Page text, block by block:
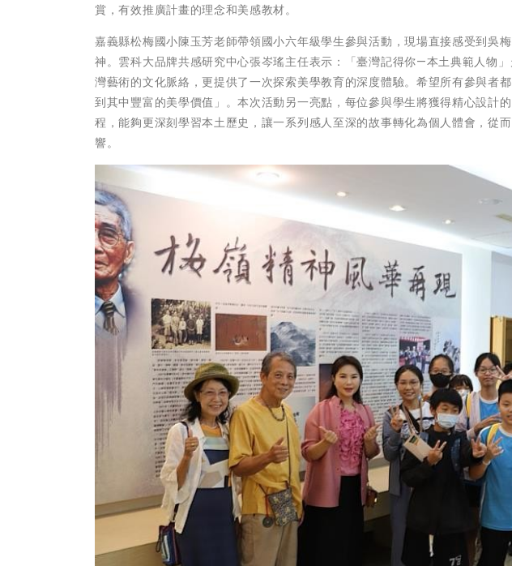
賞，有效推廣計畫的理念和美感教材。
嘉義縣松梅國小陳玉芳老師帶領國小六年級學生參與活動，現場直接感受到吳
神。雲科大品牌共感研究中心張岑瑤主任表示：「臺灣記得你—本土典範人物
灣藝術的文化脈絡，更提供了一次探索美學教育的深度體驗。希望所有參與者
到其中豐富的美學價值」。本次活動另一亮點，每位參與學生將獲得精心設計
程，能夠更深刻學習本土歷史，讓一系列感人至深的故事轉化為個人體會，從
響。